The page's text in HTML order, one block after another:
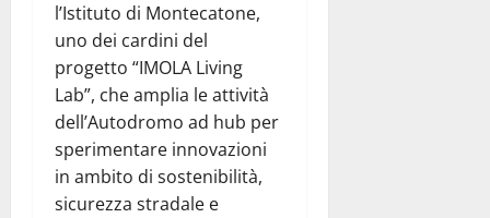
l’Istituto di Montecatone,
uno dei cardini del
progetto “IMOLA Living
Lab”, che amplia le attività
dell’Autodromo ad hub per
sperimentare innovazioni
in ambito di sostenibilità,
sicurezza stradale e